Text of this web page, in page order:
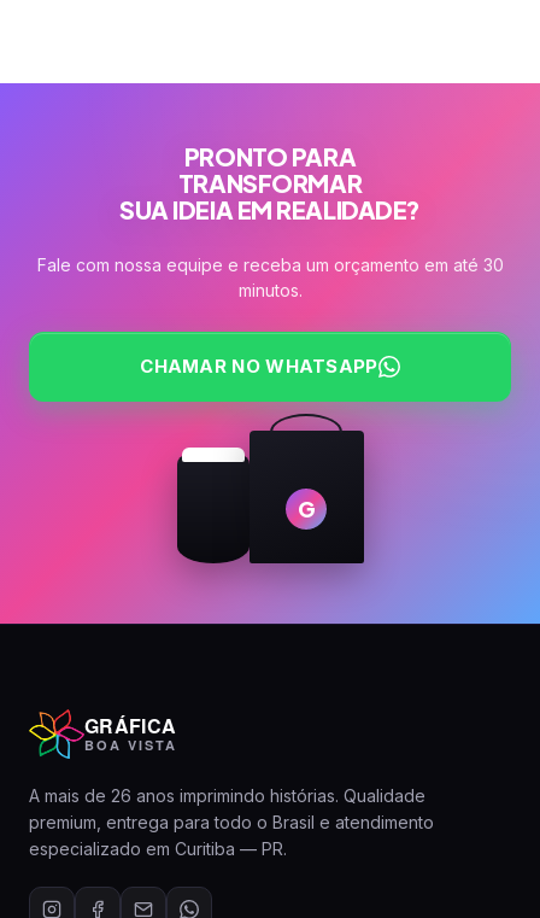
PRONTO PARA
TRANSFORMAR
SUA IDEIA EM REALIDADE?
Fale com nossa equipe e receba um orçamento em até 30
minutos.
CHAMAR NO WHATSAPP
G
GRÁFICA
BOA VISTA
A mais de 26 anos imprimindo histórias. Qualidade
premium, entrega para todo o Brasil e atendimento
especializado em Curitiba — PR.